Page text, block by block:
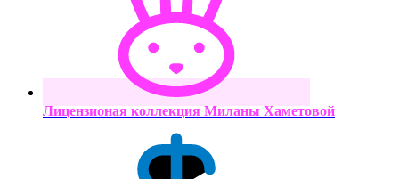
Лицензионая коллекция Миланы Хаметовой